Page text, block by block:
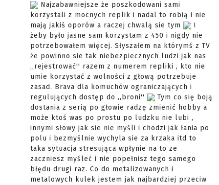
Najzabawniejsze że poszkodowani sami
korzystali z mocnych replik i nadal to robią i nie
mają jakiś oporów a raczej chwalą sie tym
I
żeby było jasne sam korzystam z 450 i nigdy nie
potrzebowałem więcej. Słyszałem na którymś z TV
że powinno sie tak niebezpiecznych ludzi jak nas
,,rejestrować'' razem z numerem repliki , kto nie
umie korzystać z wolności z głową potrzebuje
zasad. Brava dla komuchów ograniczających i
regulujących dostęp do ,,broni''
Tym co się boją
dostania z serią po głowie radzę zmienić hobby a
może ktoś was po prostu po ludzku nie lubi ,
innymi słowy jak sie nie myśli i chodzi jak łania po
polu i bezmyślnie wychyla sie za krzaka itd to
taka sytuacja stresująca wpłynie na to ze
zaczniesz myśleć i nie popełnisz tego samego
błędu drugi raz. Co do metalizowanych i
metalowych kulek jestem jak najbardziej przeciw